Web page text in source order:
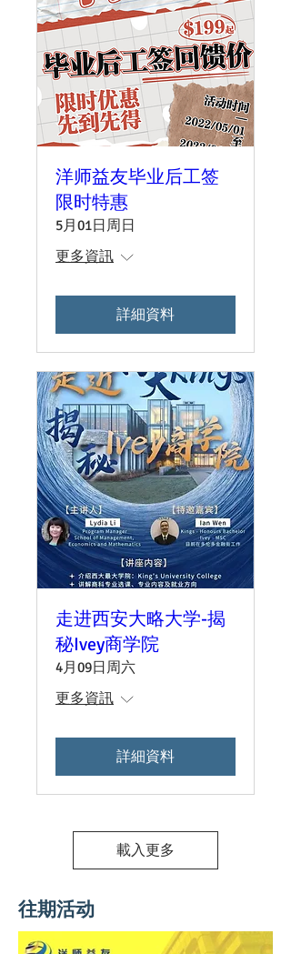
洋师益友毕业后工签
限时特惠
5月01日周日
更多資訊
詳細資料
走进西安大略大学-揭
秘Ivey商学院
4月09日周六
更多資訊
詳細資料
載入更多
往期活动